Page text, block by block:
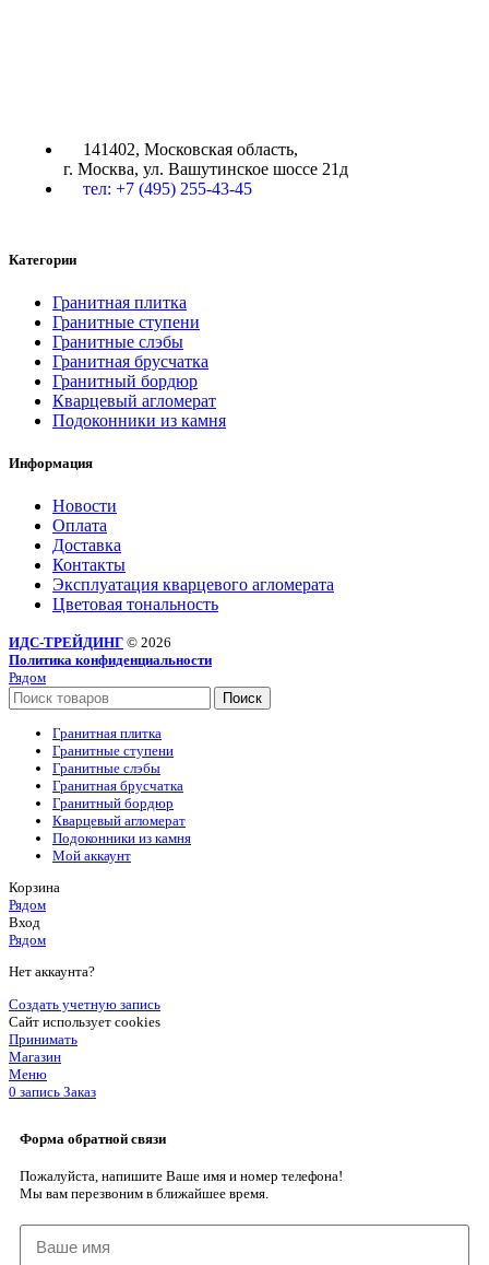
141402, Московская область,
г. Москва, ул. Вашутинское шоссе 21д
тел: +7 (495) 255-43-45
Категории
Гранитная плитка
Гранитные ступени
Гранитные слэбы
Гранитная брусчатка
Гранитный бордюр
Кварцевый агломерат
Подоконники из камня
Информация
Новости
Оплата
Доставка
Контакты
Эксплуатация кварцевого агломерата
Цветовая тональность
ИДС-ТРЕЙДИНГ © 2026
Политика конфиденциальности
Рядом
Поиск
Гранитная плитка
Гранитные ступени
Гранитные слэбы
Гранитная брусчатка
Гранитный бордюр
Кварцевый агломерат
Подоконники из камня
Мой аккаунт
Корзина
Рядом
Вход
Рядом
Нет аккаунта?
Создать учетную запись
Сайт использует cookies
Принимать
Магазин
Меню
0 запись Заказ
Форма обратной связи
Пожалуйста, напишите Ваше имя и номер телефона!
Мы вам перезвоним в ближайшее время.